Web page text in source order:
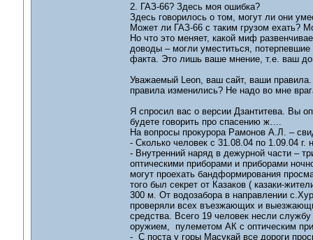
2. ГАЗ-66? Здесь моя ошибка?
Здесь говорилось о том, могут ли они
Может ли ГАЗ-66 с таким грузом ехать?
Но что это меняет, какой миф
доводы – могли уместиться,
факта. Это лишь ваше мнение, т.е. ваш
Уважаемый Leon, ваш сайт, ваши
правила изменились? Не надо во мне
Я спросил вас о версии Дзантитева. Вы
будете говорить про спасению ж….
На вопросы прокурора Рамонов А.Л. –
- Сколько человек с 31.08.04 по 1.09.04
- Внутренний наряд в дежурной части –
оптическими приборами и приборами
могут проехать бандформирования
того был секрет от Казаков ( казаки-
300 м. От водозабора в направлении
проверяли всех въезжающих и
средства. Всего 19 человек несли
оружием, пулеметом АК с оптическим
- С поста у горы Масукай все дороги